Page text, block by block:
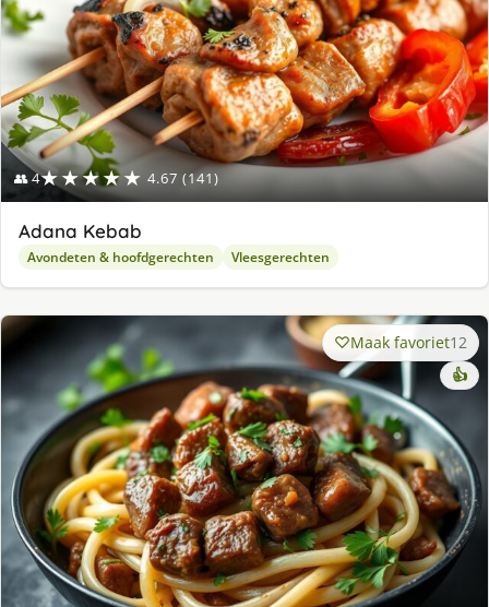
👥 4★★★★★ 4.67 (141)
Adana Kebab
Avondeten & hoofdgerechten Vleesgerechten
Maak favoriet12
👍